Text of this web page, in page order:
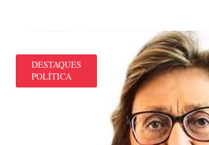
DESTAQUES
POLÍTICA